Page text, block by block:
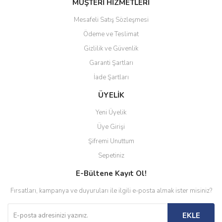
MÜŞTERİ HİZMETLERİ
Mesafeli Satış Sözleşmesi
Ödeme ve Teslimat
Gizlilik ve Güvenlik
Garanti Şartları
İade Şartları
ÜYELİK
Yeni Üyelik
Üye Girişi
Şifremi Unuttum
Sepetiniz
E-Bültene Kayıt Ol!
Fırsatları, kampanya ve duyuruları ile ilgili e-posta almak ister misiniz?
EKLE